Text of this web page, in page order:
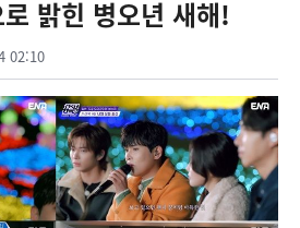
밝힌 병오년 새해!
02:10